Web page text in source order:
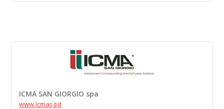
ICMA SAN GIORGIO spa
www.icmasg.it